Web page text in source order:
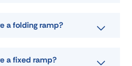
a folding ramp?
a fixed ramp?